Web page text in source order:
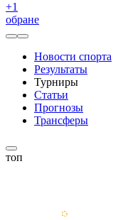
+1
обране
Новости спорта
Результаты
Турниры
Статьи
Прогнозы
Трансферы
топ